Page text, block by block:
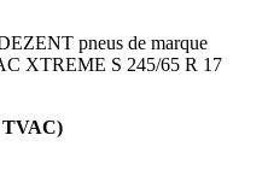
pneus de marque
XTREME S 245/65 R 17
TVAC)